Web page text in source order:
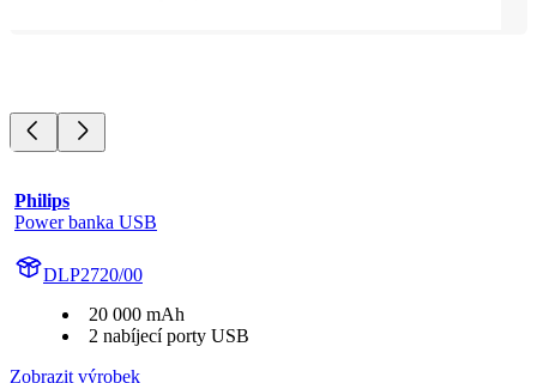
Philips
Power banka USB
DLP2720/00
20 000 mAh
2 nabíjecí porty USB
Zobrazit výrobek